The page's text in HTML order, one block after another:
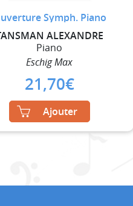
Symph. Piano
ALEXANDRE
Piano
Eschig Max
21,70€
Ajouter